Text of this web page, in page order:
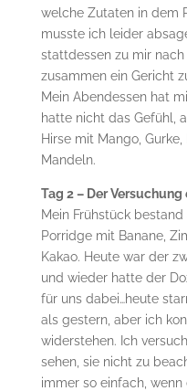
welche Zutaten in dem
musste ich leider
stattdessen zu mir
zusammen ein Gericht
Mein Abendessen hat
hatte nicht das Gefühl,
Hirse mit Mango,
Mandeln.
Tag 2 – Der
Mein Frühstück
Porridge mit Banane,
Kakao. Heute war der
und wieder hatte der
für uns dabei…heute
als gestern, aber ich
widerstehen. Ich
sehen, sie nicht zu
immer so einfach,